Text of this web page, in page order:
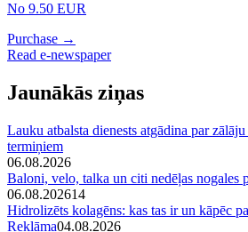
No 9.50 EUR
Purchase →
Read e-newspaper
Jaunākās ziņas
Lauku atbalsta dienests atgādina par
termiņiem
06.08.2026
Baloni, velo, talka un citi nedēļas nogales
06.08.202614
Hidrolizēts kolagēns: kas tas ir un kāpēc
Reklāma04.08.2026